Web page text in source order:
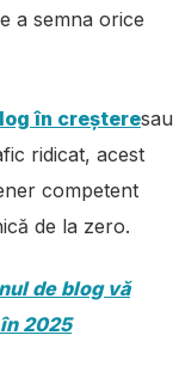
a semna orice
în creșteresau
ridicat, acest
competent
de la zero.
de blog vă
2025